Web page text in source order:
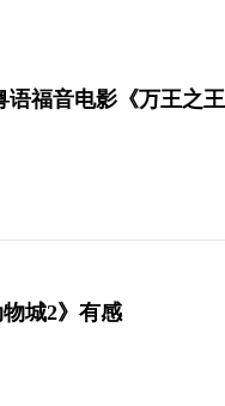
福音电影《万王之
城2》有感